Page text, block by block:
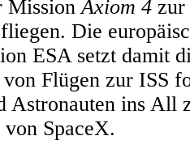
MissionAxiom 4 zur
Die
ESA setzt damit
Flügen zur ISS
Astronauten ins All
SpaceX.